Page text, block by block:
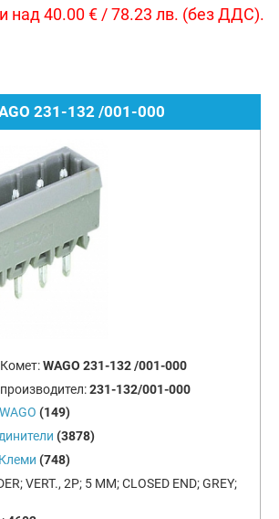
над 40.00 € / 78.23 лв. (без ДДС).
231-132 /001-000
WAGO 231-132 /001-000
231-132/001-000
WAGO (149)
(3878)
Клеми (748)
VERT., 2P; 5 MM; CLOSED END; GREY;